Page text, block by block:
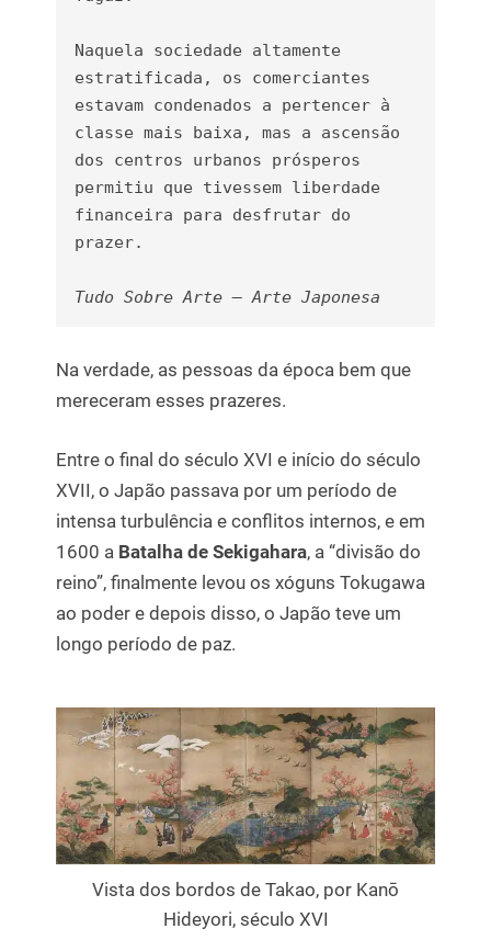
Naquela sociedade altamente
estratificada, os comerciantes
estavam condenados a pertencer à
classe mais baixa, mas a ascensão
dos centros urbanos prósperos
permitiu que tivessem liberdade
financeira para desfrutar do
prazer.
Tudo Sobre Arte – Arte Japonesa
Na verdade, as pessoas da época bem que
mereceram esses prazeres.
Entre o final do século XVI e início do século
XVII, o Japão passava por um período de
intensa turbulência e conflitos internos, e em
1600 a Batalha de Sekigahara, a “divisão do
reino”, finalmente levou os xóguns Tokugawa
ao poder e depois disso, o Japão teve um
longo período de paz.
Vista dos bordos de Takao, por Kanō
Hideyori, século XVI